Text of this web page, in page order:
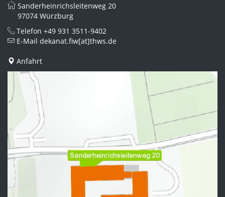
Sanderheinrichsleitenweg 20
97074 Würzburg
Telefon +49 931 3511-9402
E-Mail dekanat.fiw[at]thws.de
Anfahrt